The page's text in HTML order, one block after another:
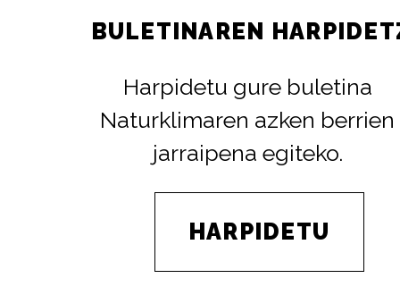
BULETINAREN
Harpidetu gure buletina
Naturklimaren azken berrien
jarraipena egiteko.
HARPIDETU